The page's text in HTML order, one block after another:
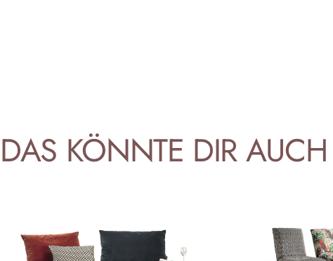
DAS KÖNNTE DIRAUCH